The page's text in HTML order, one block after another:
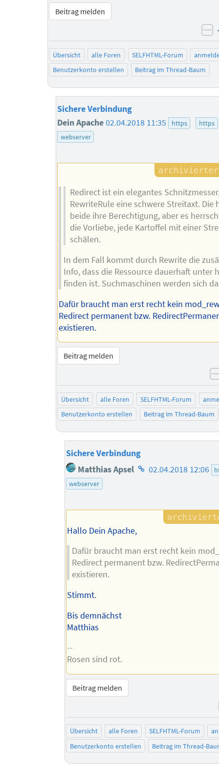
Beitrag melden
Übersicht alle Foren SELFHTML-Forum
Benutzerkonto erstellen
Beitrag im Thread-Baum
Sichere Verbindung
Dein Apache02.04.2018 11:35 https
https
webserver
Redirect ist ein elegantes
RewriteRule eine schwere Streitaxt. Die
beide ihre Berechtigung, aber es
die Vorliebe, jede Kartoffel mit einer
schälen.
In dem Fall kommt durch Rewrite die
Info, dass die Ressource dauerhaft unter
finden ist. Suchmaschinen werden sich
Dafür braucht man erst recht kein
Redirect permanent bzw.
existieren.
Beitrag melden
Übersicht alle Foren SELFHTML-Forum
Benutzerkonto erstellen
Beitrag im Thread-Baum
Sichere Verbindung
Matthias Apsel Homepage
02.04.2018 12:06
webserver
Hallo Dein Apache,
Dafür braucht man erst recht kein
Redirect permanent bzw.
existieren.
Stimmt.
Bis demnächst
Matthias
--
Rosen sind rot.
Beitrag melden
Übersicht alle Foren SELFHTML-Forum
Benutzerkonto erstellen
Beitrag im Thread-